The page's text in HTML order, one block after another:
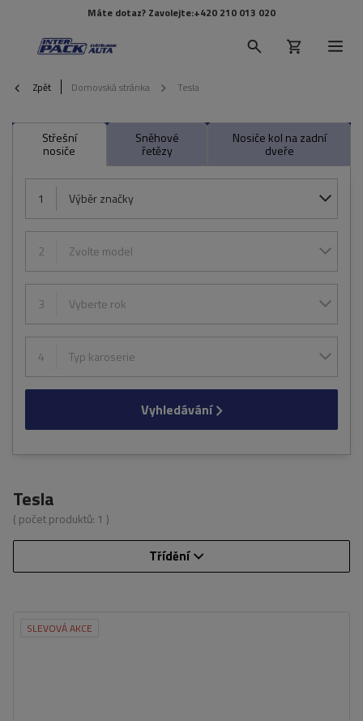
Máte dotaz? Zavolejte:+420 210 013 020
Zpět Domovská stránka Tesla
Střešní
nosiče
Sněhové
řetězy
Nosiče kol na zadní
dveře
1 Výběr značky
2 Zvolte model
3 Vyberte rok
4 Typ karoserie
Vyhledávání
Tesla
( počet produktů: 1 )
Třídění
SLEVOVÁ AKCE